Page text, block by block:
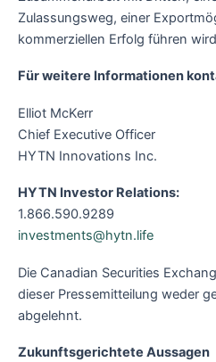
Zulassungsweg, einer
kommerziellen Erfolg führen
Für weitere Informationen
Elliot McKerr
Chief Executive Officer
HYTN Innovations Inc.
HYTN Investor Relations:
1.866.590.9289
investments@hytn.life
Die Canadian Securities
dieser Pressemitteilung weder
abgelehnt.
Zukunftsgerichtete Aussagen